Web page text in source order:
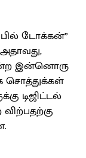
டோக்கன்”
இன்னொரு
சொத்துக்கள்
டிஜிட்டல்